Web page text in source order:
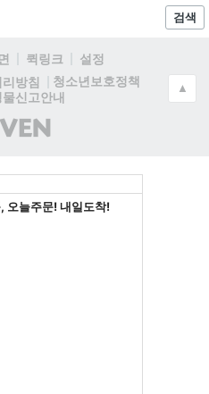
검색
퀵링크
설정
방침
청소년보호정책
신고안내
(주)
인
▲